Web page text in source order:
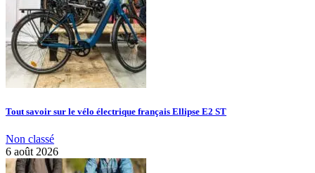
Tout savoir sur le vélo électrique français Ellipse E2 ST
Non classé
6 août 2026